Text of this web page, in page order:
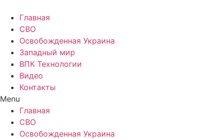
Главная
СВО
Освобожденная Украина
Западный мир
ВПК Технологии
Видео
Контакты
Menu
Главная
СВО
Освобожденная Украина